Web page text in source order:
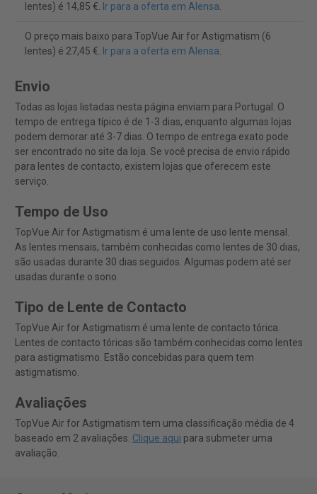
lentes) é 14,85 €. Ir para a oferta em Alensa.
O preço mais baixo para TopVue Air for Astigmatism (6
lentes) é 27,45 €. Ir para a oferta em Alensa.
Envio
Todas as lojas listadas nesta página enviam para Portugal. O
tempo de entrega típico é de 1-3 dias, enquanto algumas lojas
podem demorar até 3-7 dias. O tempo de entrega exato pode
ser encontrado no site da loja. Se você precisa de envio rápido
para lentes de contacto, existem lojas que oferecem este
serviço.
Tempo de Uso
TopVue Air for Astigmatism é uma lente de uso lente mensal.
As lentes mensais, também conhecidas como lentes de 30 dias,
são usadas durante 30 dias seguidos. Algumas podem até ser
usadas durante o sono.
Tipo de Lente de Contacto
TopVue Air for Astigmatism é uma lente de contacto tórica.
Lentes de contacto tóricas são também conhecidas como lentes
para astigmatismo. Estão concebidas para quem tem
astigmatismo.
Avaliações
TopVue Air for Astigmatism tem uma classificação média de 4
baseado em 2 avaliações. Clique aqui para submeter uma
avaliação.